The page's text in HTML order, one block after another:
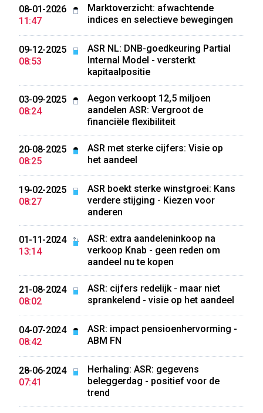
08-01-2026
11:47
Marktoverzicht: afwachtende
indices en selectieve bewegingen
09-12-2025
08:53
ASR NL: DNB-goedkeuring Partial
Internal Model - versterkt
kapitaalpositie
03-09-2025
08:24
Aegon verkoopt 12,5 miljoen
aandelen ASR: Vergroot de
financiële flexibiliteit
20-08-2025
08:25
ASR met sterke cijfers: Visie op
het aandeel
19-02-2025
08:27
ASR boekt sterke winstgroei: Kans
verdere stijging - Kiezen voor
anderen
01-11-2024
13:14
ASR: extra aandeleninkoop na
verkoop Knab - geen reden om
aandeel nu te kopen
21-08-2024
08:02
ASR: cijfers redelijk - maar niet
sprankelend - visie op het aandeel
04-07-2024
08:42
ASR: impact pensioenhervorming -
ABM FN
28-06-2024
07:41
Herhaling: ASR: gegevens
beleggerdag - positief voor de
trend